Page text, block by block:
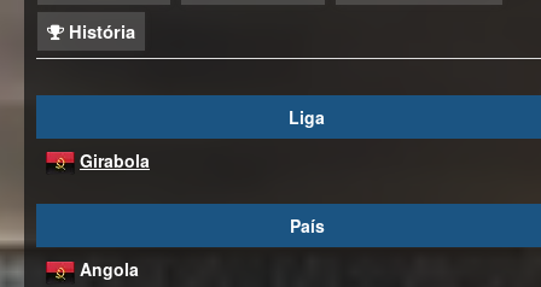
História
Liga
Girabola
País
Angola